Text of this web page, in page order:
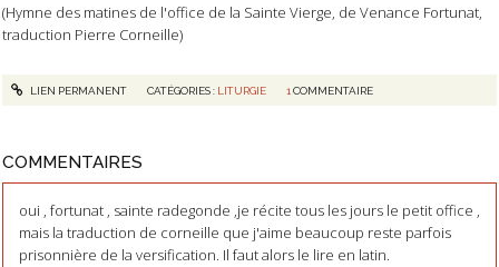
(Hymne des matines de l'office de la Sainte Vierge, de Venance Fortunat,
traduction Pierre Corneille)
LIEN PERMANENT CATÉGORIES : LITURGIE 1COMMENTAIRE
COMMENTAIRES
oui , fortunat , sainte radegonde ,je récite tous les jours le petit office ,
mais la traduction de corneille que j'aime beaucoup reste parfois
prisonnière de la versification. Il faut alors le lire en latin.